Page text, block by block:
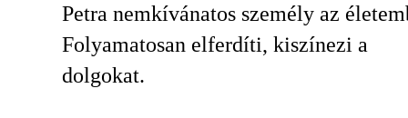
Petra nemkívánatos személy az
Folyamatosan elferdíti, kiszínezi a
dolgokat.